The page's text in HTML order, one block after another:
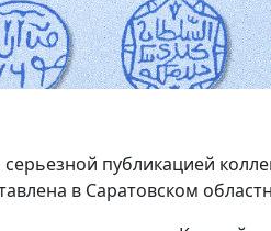
публикацией
в Саратовском